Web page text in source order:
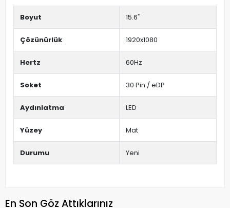
Boyut 15.6''
Çözünürlük 1920x1080
Hertz 60Hz
Soket 30 Pin / eDP
Aydınlatma LED
Yüzey Mat
Durumu Yeni
En Son Göz Attıklarınız